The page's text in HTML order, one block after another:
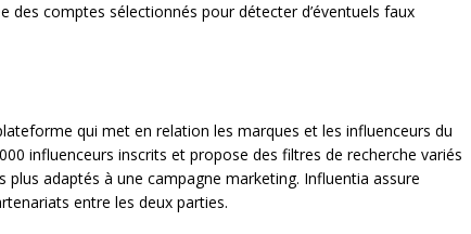
des comptes sélectionnés pour détecter d’éventuels faux
qui met en relation les marques et les influenceurs du
influenceurs inscrits et propose des filtres de recherche variés
adaptés à une campagne marketing. Influentia assure
entre les deux parties.